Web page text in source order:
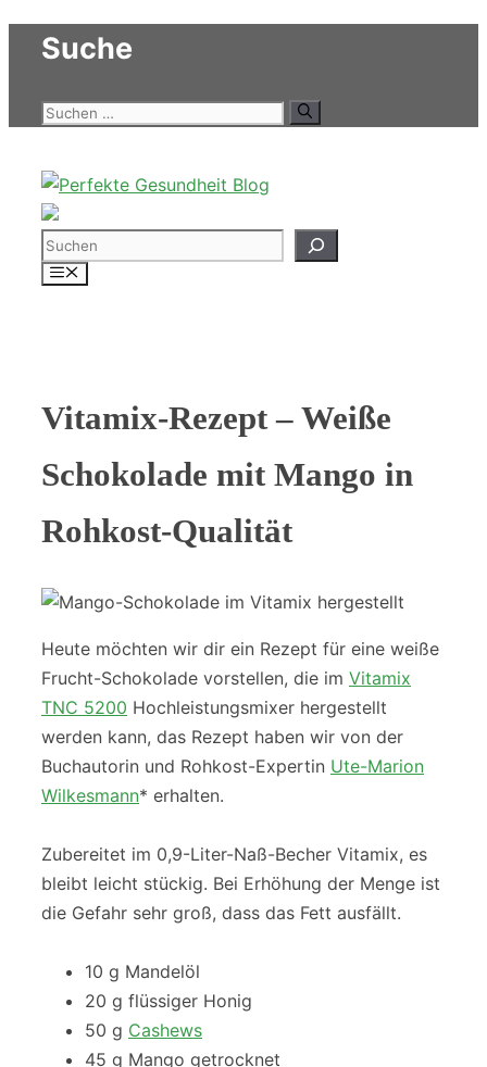
Zum
InhaltSuche
Suchen
Suchen
Menü
Vitamix-Rezept – Weiße
Schokolade mit Mango in
Rohkost-Qualität
Heute möchten wir dir ein Rezept für eine weiße
Frucht-Schokolade vorstellen, die im Vitamix
TNC 5200 Hochleistungsmixer hergestellt
werden kann, das Rezept haben wir von der
Buchautorin und Rohkost-Expertin Ute-Marion
Wilkesmann* erhalten.
Zubereitet im 0,9-Liter-Naß-Becher Vitamix, es
bleibt leicht stückig. Bei Erhöhung der Menge ist
die Gefahr sehr groß, dass das Fett ausfällt.
10 g Mandelöl
20 g flüssiger Honig
50 g Cashews
45 g Mango getrocknet